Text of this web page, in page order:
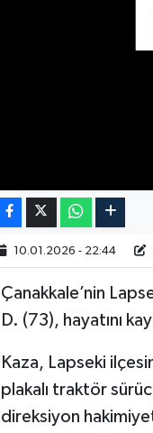
10.01.2026 - 22:44
Çanakkale’nin
D. (73), hayatını
Kaza, Lapseki
plakalı traktör
direksiyon